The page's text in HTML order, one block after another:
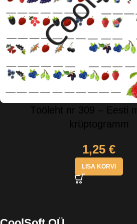
Tööleht nr 309 – Eesti
krüptogramm
1,25 €
LISA KORVI